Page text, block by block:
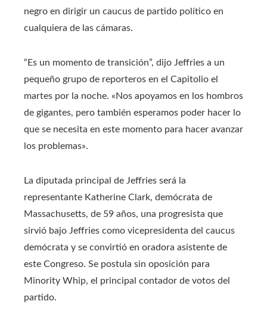
negro en dirigir un caucus de partido político en
cualquiera de las cámaras.
“Es un momento de transición”, dijo Jeffries a un
pequeño grupo de reporteros en el Capitolio el
martes por la noche. «Nos apoyamos en los hombros
de gigantes, pero también esperamos poder hacer lo
que se necesita en este momento para hacer avanzar
los problemas».
La diputada principal de Jeffries será la
representante Katherine Clark, demócrata de
Massachusetts, de 59 años, una progresista que
sirvió bajo Jeffries como vicepresidenta del caucus
demócrata y se convirtió en oradora asistente de
este Congreso. Se postula sin oposición para
Minority Whip, el principal contador de votos del
partido.